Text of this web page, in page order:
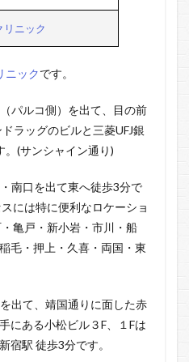
リニック
ニックです。
パルコ側）を出て、目の前
ラッグのビルと三菱UFJ銀
(サンシャイン通り)
南口を出て東へ徒歩3分で
には特に便利なロケーショ
亀戸・新小岩・市川・船
毛・押上・久喜・両国・東
出て、靖国通りに面した赤
にある小松ビル３F、１Fは
宿駅 徒歩3分です。